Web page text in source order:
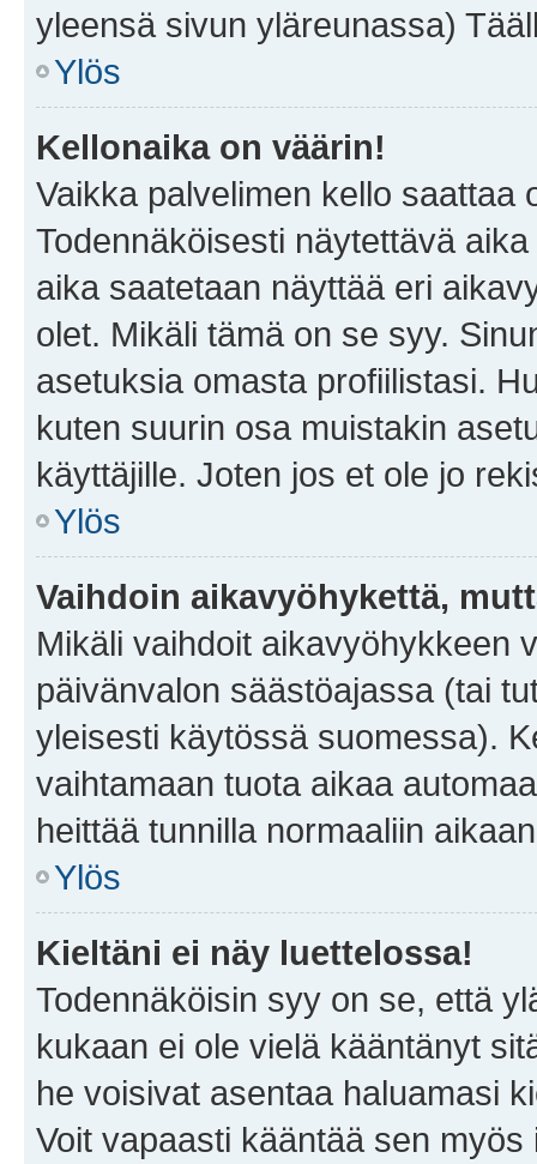
yleensä sivun yläreunassa)
Ylös
Kellonaika on väärin!
Vaikka palvelimen kello saattaa
Todennäköisesti näytettävä
aika saatetaan näyttää eri
olet. Mikäli tämä on se syy.
asetuksia omasta profiilistasi.
kuten suurin osa muistakin
käyttäjille. Joten jos et ole jo
Ylös
Vaihdoin aikavyöhykettä,
Mikäli vaihdoit aikavyöhykkeen
päivänvalon säästöajassa (tai
yleisesti käytössä suomessa).
vaihtamaan tuota aikaa
heittää tunnilla normaaliin
Ylös
Kieltäni ei näy luettelossa!
Todennäköisin syy on se, että
kukaan ei ole vielä kääntänyt
he voisivat asentaa haluamasi
Voit vapaasti kääntää sen